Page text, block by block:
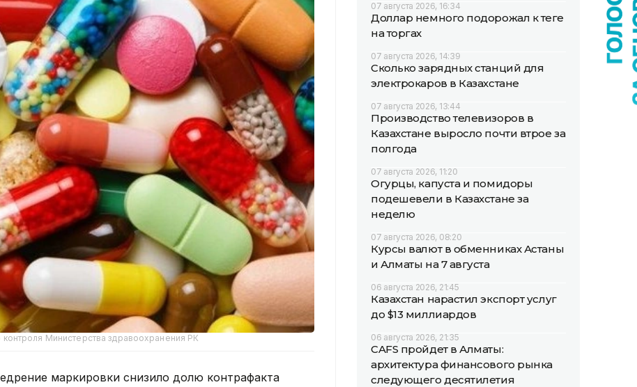
Министерства здравоохранения РК
маркировки снизило долю контрафакта
07 августа 2026, 16:34
Доллар немного подорожал к теңге
на торгах
07 августа 2026, 14:39
Сколько зарядных станций для
электрокаров в Казахстане
07 августа 2026, 13:44
Производство телевизоров в
Казахстане выросло почти втрое за
полгода
07 августа 2026, 11:20
Огурцы, капуста и помидоры
подешевели в Казахстане за
неделю
07 августа 2026, 08:20
Курсы валют в обменниках Астаны
и Алматы на 7 августа
06 августа 2026, 21:45
Казахстан нарастил экспорт услуг
до $13 миллиардов
06 августа 2026, 21:35
CAFS пройдет в Алматы:
архитектура финансового рынка
следующего десятилетия